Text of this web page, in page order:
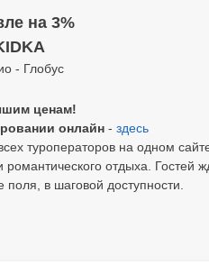
на 3%
- Глобус
ценам!
онлайн - здесь
туроператоров на одном
отдыха. Гостей
в шаговой доступности.